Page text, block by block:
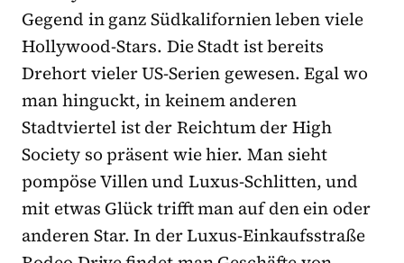
Gegend in ganz Südkalifornien leben viele
Hollywood-Stars. Die Stadt ist bereits
Drehort vieler US-Serien gewesen. Egal wo
man hinguckt, in keinem anderen
Stadtviertel ist der Reichtum der High
Society so präsent wie hier. Man sieht
pompöse Villen und Luxus-Schlitten, und
mit etwas Glück trifft man auf den ein oder
anderen Star. In der Luxus-Einkaufsstraße